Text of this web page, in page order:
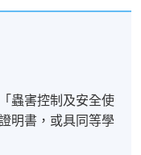
蟲害控制及安全使
明書，或具同等學